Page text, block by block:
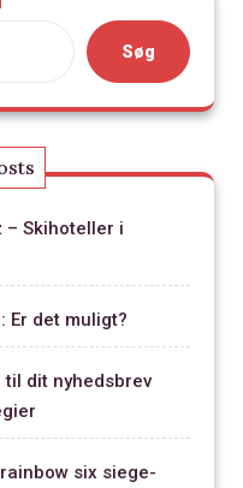
Søg
– Skihoteller i
Er det muligt?
dit nyhedsbrev
six siege-